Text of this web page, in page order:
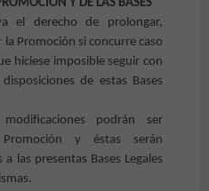
Y DE LAS BASES
el derecho de prolongar,
Promoción si concurre caso
hiciese imposible seguir con
de estas Bases
modificaciones podrán ser
y éstas serán
las presentas Bases Legales